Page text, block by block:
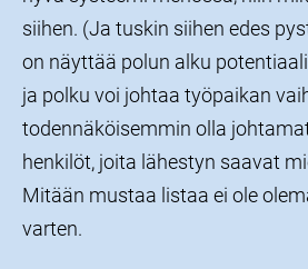
siihen. (Ja tuskin siihen edes
on näyttää polun alku
ja polku voi johtaa työpaikan
todennäköisemmin olla
henkilöt, joita lähestyn saavat
Mitään mustaa listaa ei ole
varten.